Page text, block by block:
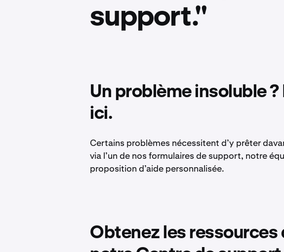
support."
Un problème insoluble
ici.
Certains problèmes nécessitent d’y prêter
via l’un de nos formulaires de support, notre
proposition d’aide personnalisée.
Obtenez les ressources